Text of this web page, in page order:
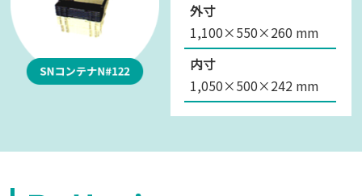
外寸
1,100×550×260 mm
内寸
1,050×500×242 mm